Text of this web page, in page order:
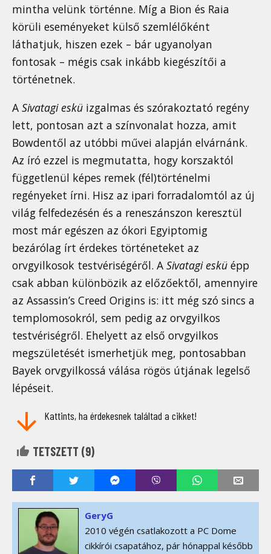
mintha velünk történne. Míg a Bion és Raia
körüli eseményeket külső szemlélőként
láthatjuk, hiszen ezek – bár ugyanolyan
fontosak – mégis csak inkább kiegészítői a
történetnek.
A Sivatagi eskü izgalmas és szórakoztató regény
lett, pontosan azt a színvonalat hozza, amit
Bowdentől az utóbbi művei alapján elvárnánk.
Az író ezzel is megmutatta, hogy korszaktól
függetlenül képes remek (fél)történelmi
regényeket írni. Hisz az ipari forradalomtól az új
világ felfedezésén és a reneszánszon keresztül
most már egészen az ókori Egyiptomig
bezárólag írt érdekes történeteket az
orvgyilkosok testvériségéről. A Sivatagi eskü épp
csak abban különbözik az előzőektől, amennyire
az Assassin’s Creed Origins is: itt még szó sincs a
templomosokról, sem pedig az orvgyilkos
testvériségről. Ehelyett az első orvgyilkos
megszületését ismerhetjük meg, pontosabban
Bayek orvgyilkossá válása rögös útjának legelső
lépéseit.
Kattints, ha érdekesnek találtad a cikket!
TETSZETT (9)
GeryG
2010 végén csatlakozott a PC Dome
cikkírói csapatához, pár hónappal később